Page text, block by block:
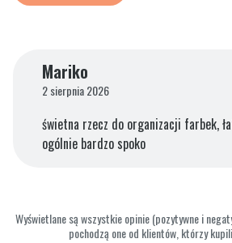
Mariko
2 sierpnia 2026
świetna rzecz do organizacji farbek,
ogólnie bardzo spoko
Wyświetlane są wszystkie opinie (pozytywne i
pochodzą one od klientów, którzy